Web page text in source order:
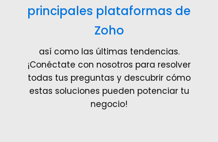
principales plataformas de
Zoho
así como las últimas tendencias.
¡Conéctate con nosotros para resolver
todas tus preguntas y descubrir cómo
estas soluciones pueden potenciar tu
negocio!